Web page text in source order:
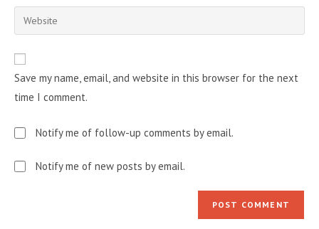
comment
email
address
Enter
your
URL
(optional)
Save my name, email, and website in this browser for the next
time I comment.
Notify me of follow-up comments by email.
Notify me of new posts by email.